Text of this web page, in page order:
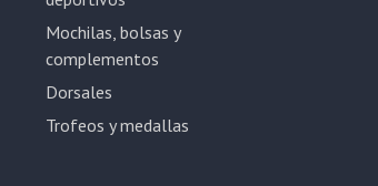
Mochilas, bolsas y
complementos
Dorsales
Trofeos y medallas